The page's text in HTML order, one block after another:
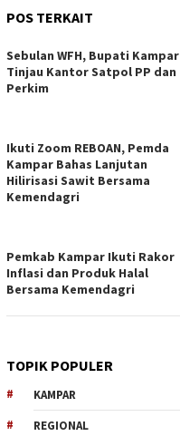
POS TERKAIT
Sebulan WFH, Bupati Kampar
Tinjau Kantor Satpol PP dan
Perkim
Ikuti Zoom REBOAN, Pemda
Kampar Bahas Lanjutan
Hilirisasi Sawit Bersama
Kemendagri
Pemkab Kampar Ikuti Rakor
Inflasi dan Produk Halal
Bersama Kemendagri
TOPIK POPULER
KAMPAR
REGIONAL